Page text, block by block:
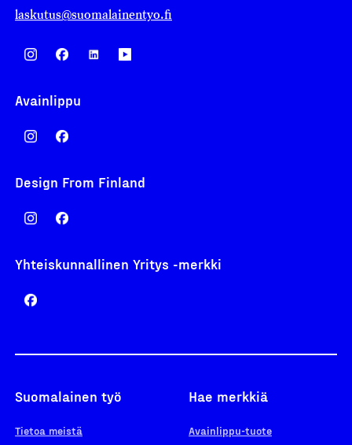
laskutus@suomalainentyo.fi
Avainlippu
Design From Finland
Yhteiskunnallinen Yritys -merkki
Suomalainen työ
Tietoa meistä
Hae merkkiä
Avainlippu-tuote